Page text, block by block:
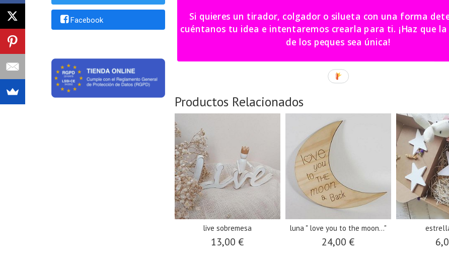
Facebook
Color a elegir.
Plazo fabricación: 20 días aprox.
Productos Relacionados
live sobremesa
13,00 €
luna " love you to the moon..."
24,00 €
Si quieres un tirador, colgador o silueta con una forma
cuéntanos tu idea e intentaremos crearla para ti. ¡Haz que la habitación
de los peques sea única!